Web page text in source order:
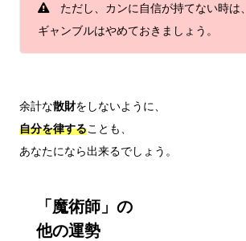
ただし、カンに自信が持てない時は、
ギャンブルはやめておきましょう。
余計な散財
自分を律することも、
「魔術師」の
他の運勢